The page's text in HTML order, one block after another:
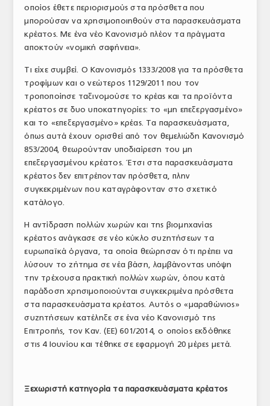
οποίος έθετε περιορισμούς στα πρόσθετα που
μπορούσαν να χρησιμοποιηθούν στα παρασκευάσματα
κρέατος. Με ένα νέο Κανονισμό πλέον τα πράγματα
αποκτούν «νομική σαφήνεια».
Τι είχε συμβεί. Ο Κανονισμός 1333/2008 για τα πρόσθετα
τροφίμων και ο νεώτερος 1129/2011 που τον
τροποποίησε ταξινομούσε το κρέας και τα προϊόντα
κρέατος σε δυο υποκατηγορίες: το «μη επεξεργασμένο»
και το «επεξεργασμένο» κρέας. Τα παρασκευάσματα,
όπως αυτά έχουν ορισθεί από τον θεμελιώδη Κανονισμό
853/2004, θεωρούνταν υποδιαίρεση του μη
επεξεργασμένου κρέατος. Έτσι στα παρασκευάσματα
κρέατος δεν επιτρέπονταν πρόσθετα, πλην
συγκεκριμένων που καταγράφονταν στο σχετικό
κατάλογο.
Η αντίδραση πολλών χωρών και της βιομηχανίας
κρέατος ανάγκασε σε νέο κύκλο συζητήσεων τα
ευρωπαϊκά όργανα, τα οποία θεώρησαν ότι πρέπει να
λύσουν το ζήτημα σε νέα βάση, λαμβάνοντας υπόψη
την τρέχουσα πρακτική πολλών χωρών, όπου κατά
παράδοση χρησιμοποιούνται συγκεκριμένα πρόσθετα
στα παρασκευάσματα κρέατος. Αυτός ο «μαραθώνιος»
συζητήσεων κατέληξε σε ένα νέο Κανονισμό της
Επιτροπής, τον Καν. (ΕΕ) 601/2014, ο οποίος εκδόθηκε
στις 4 Ιουνίου και τέθηκε σε εφαρμογή 20 μέρες μετά.
Ξεχωριστή κατηγορία τα παρασκευάσματα κρέατος